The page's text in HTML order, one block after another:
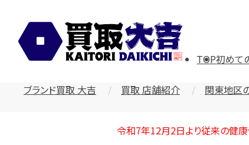
TOP初めて
ブランド買取 大吉 買取 店舗紹介 関東地区
令和7年12月2日より従来の健康